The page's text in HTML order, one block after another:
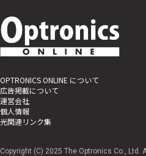
OPTRONICS ONLINE について
広告掲載について
運営会社
個人情報
光関連リンク集
Copyright (C) 2025 The Optronics Co., Ltd.